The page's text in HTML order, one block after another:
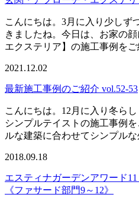
こんにちは。3月に入り少しず
きましたね。今日は、お家の
エクステリア】の施工事例を
2021.12.02
最新施工事例のご紹介 vol.52-53
こんにちは。12月に入り冬ら
シンプルテイストの施工事例
ルな建築に合わせてシンプル
2018.09.18
エスティナガーデンアワード
《ファサード部門9～12》